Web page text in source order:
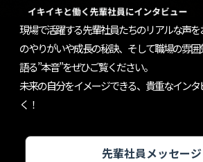
現場で活躍する先輩社員たちのリアルな声
のやりがいや成長の秘訣、そして職場の雰
語る”本音”をぜひご覧ください。
未来の自分をイメージできる、貴重なイン
く！
先輩社員メッセージ